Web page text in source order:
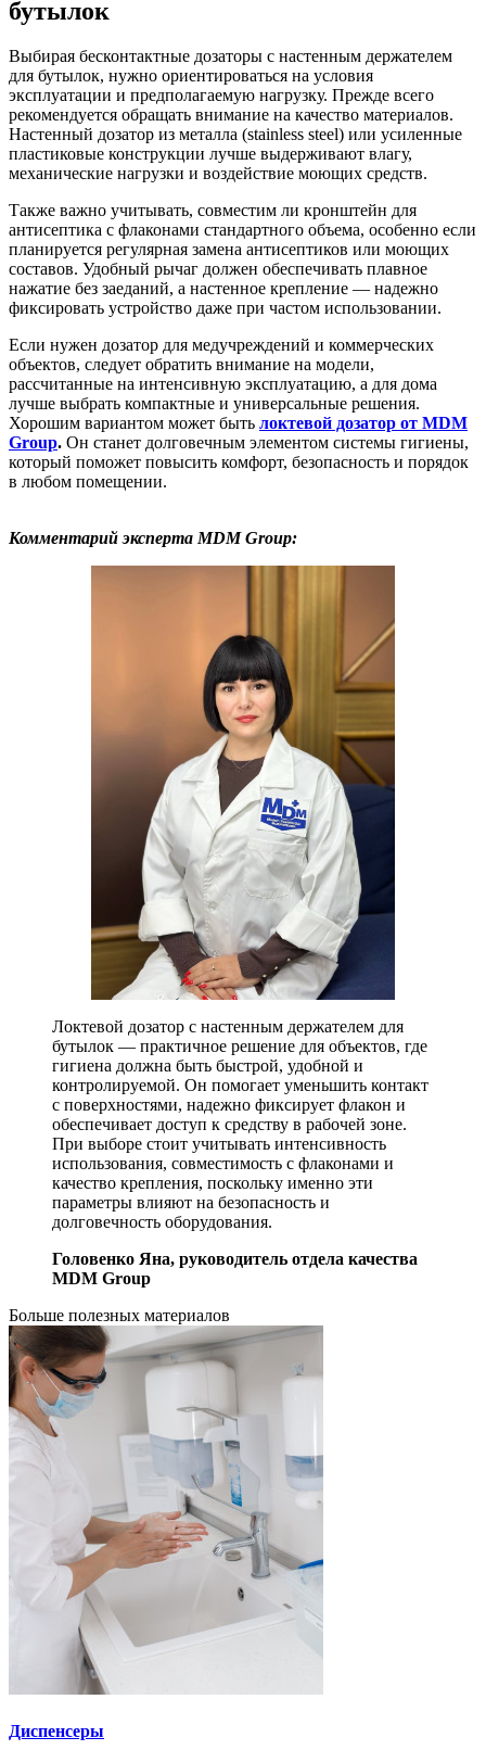
бутылок
Выбирая бесконтактные дозаторы с настенным держателем
для бутылок, нужно ориентироваться на условия
эксплуатации и предполагаемую нагрузку. Прежде всего
рекомендуется обращать внимание на качество материалов.
Настенный дозатор из металла (stainless steel) или усиленные
пластиковые конструкции лучше выдерживают влагу,
механические нагрузки и воздействие моющих средств.
Также важно учитывать, совместим ли кронштейн для
антисептика с флаконами стандартного объема, особенно если
планируется регулярная замена антисептиков или моющих
составов. Удобный рычаг должен обеспечивать плавное
нажатие без заеданий, а настенное крепление — надежно
фиксировать устройство даже при частом использовании.
Если нужен дозатор для медучреждений и коммерческих
объектов, следует обратить внимание на модели,
рассчитанные на интенсивную эксплуатацию, а для дома
лучше выбрать компактные и универсальные решения.
Хорошим вариантом может быть локтевой дозатор от MDM
Group. Он станет долговечным элементом системы гигиены,
который поможет повысить комфорт, безопасность и порядок
в любом помещении.
Комментарий эксперта MDM Group:
Локтевой дозатор с настенным держателем для
бутылок — практичное решение для объектов, где
гигиена должна быть быстрой, удобной и
контролируемой. Он помогает уменьшить контакт
с поверхностями, надежно фиксирует флакон и
обеспечивает доступ к средству в рабочей зоне.
При выборе стоит учитывать интенсивность
использования, совместимость с флаконами и
качество крепления, поскольку именно эти
параметры влияют на безопасность и
долговечность оборудования.
Головенко Яна, руководитель отдела качества
MDM Group
Больше полезных материалов
Диспенсеры